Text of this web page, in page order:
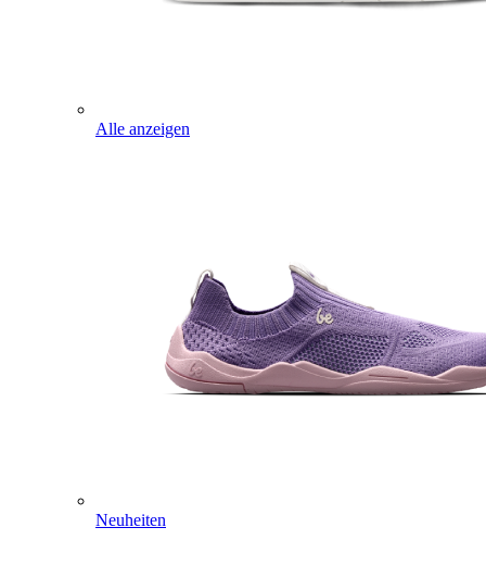
Alle anzeigen
Neuheiten